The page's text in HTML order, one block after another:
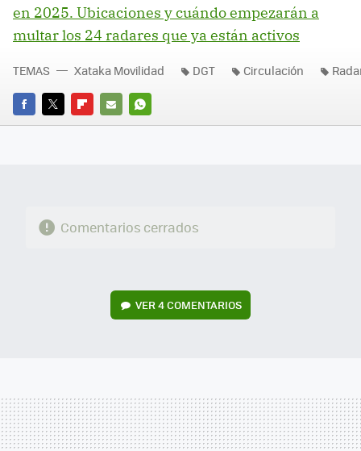
en 2025. Ubicaciones y cuándo empezarán a
multar los 24 radares que ya están activos
FACEBOOK
TWITTERFLIPBOARD
E-
WHATSAPP
TEMAS Xataka Movilidad DGT Circulación
Comentarios cerrados
VER4 COMENTARIOS